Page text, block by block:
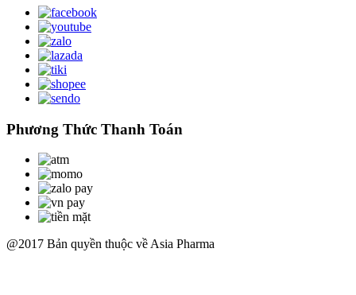
Phương Thức Thanh Toán
@2017 Bản quyền thuộc về Asia Pharma